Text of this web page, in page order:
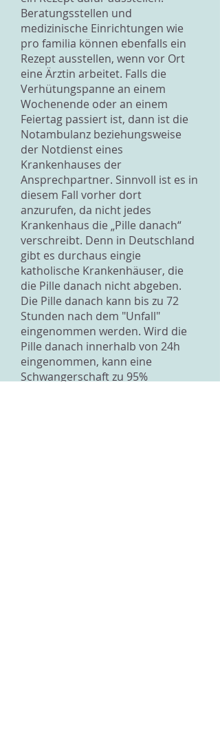
Beratungsstellen und
medizinische Einrichtungen wie
pro familia können ebenfalls ein
Rezept ausstellen, wenn vor Ort
eine Ärztin arbeitet. Falls die
Verhütungspanne an einem
Wochenende oder an einem
Feiertag passiert ist, dann ist die
Notambulanz beziehungsweise
der Notdienst eines
Krankenhauses der
Ansprechpartner. Sinnvoll ist es in
diesem Fall vorher dort
anzurufen, da nicht jedes
Krankenhaus die „Pille danach“
verschreibt. Denn in Deutschland
gibt es durchaus eingie
katholische Krankenhäuser, die
die Pille danach nicht abgeben.
Die Pille danach kann bis zu 72
Stunden nach dem "Unfall"
eingenommen werden. Wird die
Pille danach innerhalb von 24h
eingenommen, kann eine
Schwangerschaft zu 95%